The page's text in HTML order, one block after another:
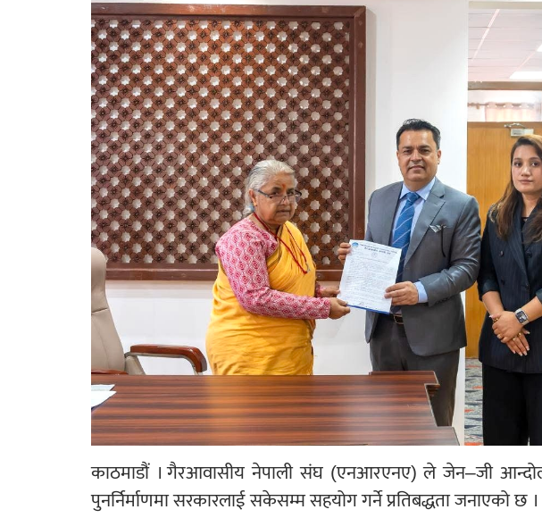
काठमाडौं । गैरआवासीय नेपाली संघ (एनआरएनए) ले जेन–जी
पुनर्निर्माणमा सरकारलाई सकेसम्म सहयोग गर्ने प्रतिबद्धता जनाएको छ ।